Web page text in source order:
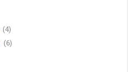
(4)
(6)